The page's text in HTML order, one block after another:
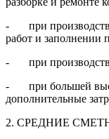
- при
работ и заполнении
- при
- при большей
дополнительные
2. СРЕДНИЕ